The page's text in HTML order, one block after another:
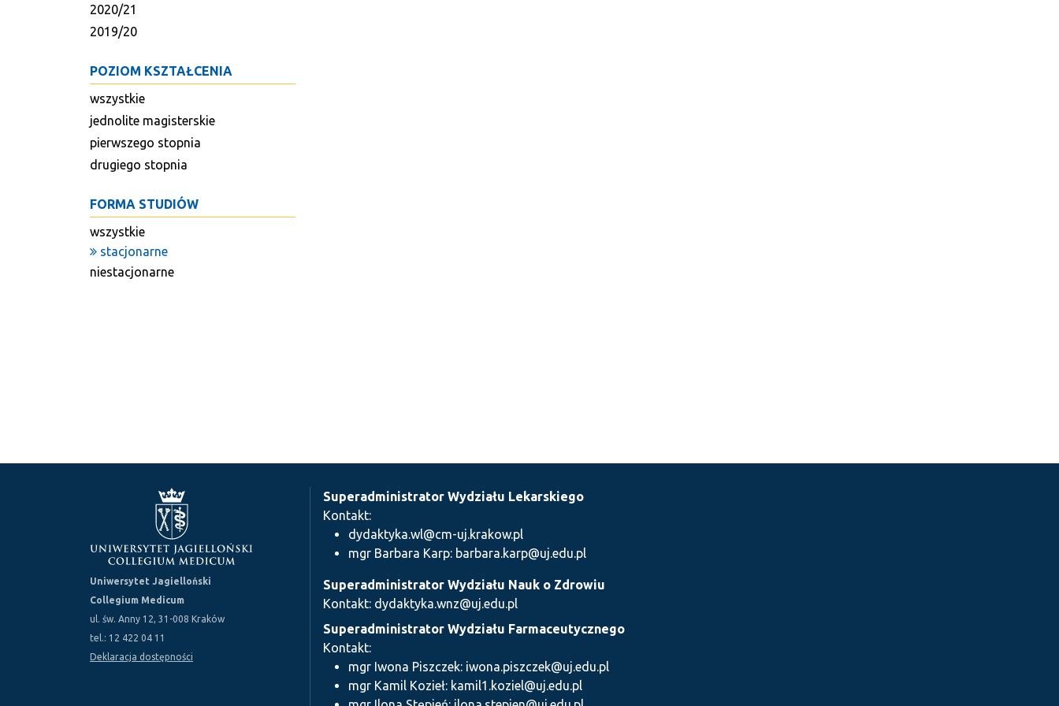
2020/21
2019/20
POZIOM KSZTAŁCENIA
wszystkie
jednolite magisterskie
pierwszego stopnia
drugiego stopnia
FORMA STUDIÓW
wszystkie
stacjonarne
niestacjonarne
Uniwersytet Jagielloński
Collegium Medicum
ul. św. Anny 12, 31-008 Kraków
tel.: 12 422 04 11
Deklaracja dostępności
Superadministrator Wydziału Lekarskiego
Kontakt:
dydaktyka.wl@cm-uj.krakow.pl
mgr Barbara Karp: barbara.karp@uj.edu.pl
Superadministrator Wydziału Nauk o Zdrowiu
Kontakt: dydaktyka.wnz@uj.edu.pl
Superadministrator Wydziału Farmaceutycznego
Kontakt:
mgr Iwona Piszczek: iwona.piszczek@uj.edu.pl
mgr Kamil Kozieł: kamil1.koziel@uj.edu.pl